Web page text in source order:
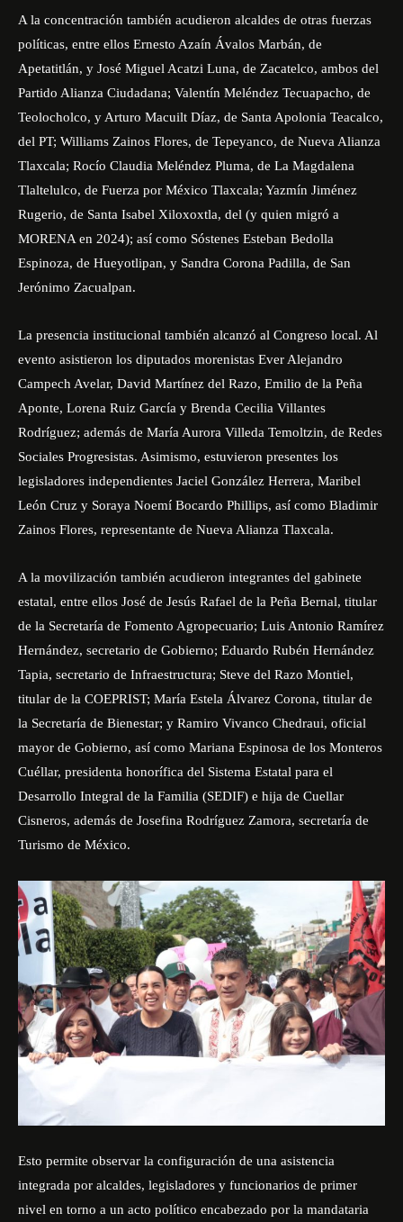
A la concentración también acudieron alcaldes de otras fuerzas
políticas, entre ellos Ernesto Azaín Ávalos Marbán, de
Apetatitlán, y José Miguel Acatzi Luna, de Zacatelco, ambos del
Partido Alianza Ciudadana; Valentín Meléndez Tecuapacho, de
Teolocholco, y Arturo Macuilt Díaz, de Santa Apolonia Teacalco,
del PT; Williams Zainos Flores, de Tepeyanco, de Nueva Alianza
Tlaxcala; Rocío Claudia Meléndez Pluma, de La Magdalena
Tlaltelulco, de Fuerza por México Tlaxcala; Yazmín Jiménez
Rugerio, de Santa Isabel Xiloxoxtla, del (y quien migró a
MORENA en 2024); así como Sóstenes Esteban Bedolla
Espinoza, de Hueyotlipan, y Sandra Corona Padilla, de San
Jerónimo Zacualpan.
La presencia institucional también alcanzó al Congreso local. Al
evento asistieron los diputados morenistas Ever Alejandro
Campech Avelar, David Martínez del Razo, Emilio de la Peña
Aponte, Lorena Ruiz García y Brenda Cecilia Villantes
Rodríguez; además de María Aurora Villeda Temoltzin, de Redes
Sociales Progresistas. Asimismo, estuvieron presentes los
legisladores independientes Jaciel González Herrera, Maribel
León Cruz y Soraya Noemí Bocardo Phillips, así como Bladimir
Zainos Flores, representante de Nueva Alianza Tlaxcala.
A la movilización también acudieron integrantes del gabinete
estatal, entre ellos José de Jesús Rafael de la Peña Bernal, titular
de la Secretaría de Fomento Agropecuario; Luis Antonio Ramírez
Hernández, secretario de Gobierno; Eduardo Rubén Hernández
Tapia, secretario de Infraestructura; Steve del Razo Montiel,
titular de la COEPRIST; María Estela Álvarez Corona, titular de
la Secretaría de Bienestar; y Ramiro Vivanco Chedraui, oficial
mayor de Gobierno, así como Mariana Espinosa de los Monteros
Cuéllar, presidenta honorífica del Sistema Estatal para el
Desarrollo Integral de la Familia (SEDIF) e hija de Cuellar
Cisneros, además de Josefina Rodríguez Zamora, secretaría de
Turismo de México.
Esto permite observar la configuración de una asistencia
integrada por alcaldes, legisladores y funcionarios de primer
nivel en torno a un acto político encabezado por la mandataria